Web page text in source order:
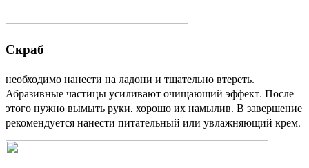
Скраб
необходимо нанести на ладони и тщательно втереть.
Абразивные частицы усиливают очищающий эффект. После
этого нужно вымыть руки, хорошо их намылив. В завершение
рекомендуется нанести питательный или увлажняющий крем.